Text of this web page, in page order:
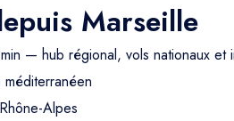
Marseille
— hub régional, vols nationaux et
Alpes